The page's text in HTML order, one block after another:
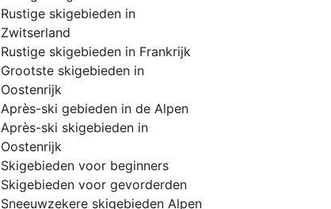
Rustige skigebieden in
Zwitserland
Rustige skigebieden in Frankrijk
Grootste skigebieden in
Oostenrijk
Après-ski gebieden in de Alpen
Après-ski skigebieden in
Oostenrijk
Skigebieden voor beginners
Skigebieden voor gevorderden
Sneeuwzekere skigebieden Alpen